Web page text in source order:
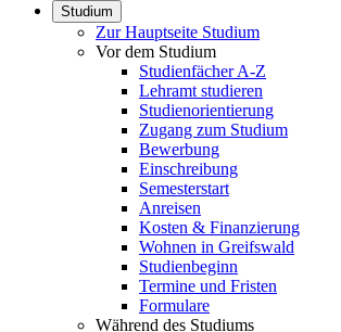
Studium
Zur Hauptseite Studium
Vor dem Studium
Studienfächer A-Z
Lehramt studieren
Studienorientierung
Zugang zum Studium
Bewerbung
Einschreibung
Semesterstart
Anreisen
Kosten & Finanzierung
Wohnen in Greifswald
Studienbeginn
Termine und Fristen
Formulare
Während des Studiums